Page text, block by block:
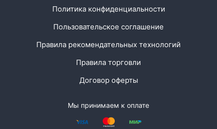
Политика конфиденциальности
Пользовательское соглашение
Правила рекомендательных технологий
Правила торговли
Договор оферты
Мы принимаем к оплате